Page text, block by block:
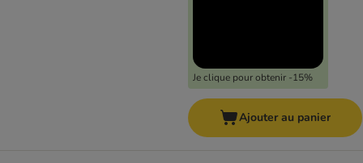
Je clique pour obtenir -15%
Ajouter au panier